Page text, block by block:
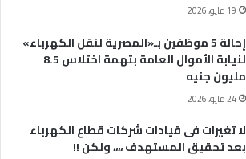
19 مايو، 2026
إحالة 5 موظفين بـ«المصرية لنقل الكهرباء»
لنيابة الأموال العامة بتهمة اختلاس 8.5
مليون جنيه
24 مايو، 2026
لا تغيرات فى قيادات شركات قطاع الكهرباء
بعد تحقيق المستهدف ،،،، ولكن !!